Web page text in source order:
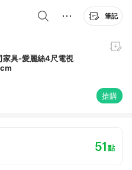
筆記
家具-愛麗絲4尺電視
搶購
51點